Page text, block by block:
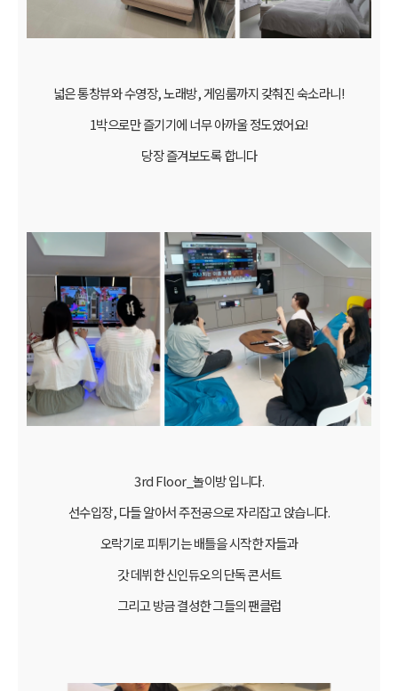
넓은 통창뷰와 수영장, 노래방, 게임룸까지 갖춰진 숙소라니!
1박으로만 즐기기에 너무 아까울 정도였어요!
당장 즐겨보도록 합니다
3rd Floor_놀이방 입니다.
선수입장, 다들 알아서 주전공으로 자리잡고 앉습니다.
오락기로 피튀기는 배틀을 시작한 자들과
갓 데뷔한 신인듀오의 단독 콘서트
그리고 방금 결성한 그들의 팬클럽